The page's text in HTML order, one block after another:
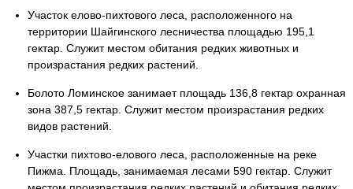
Участок елово-пихтового леса, расположенного на
территории Шайгинского лесничества площадью 195,1
гектар. Служит местом обитания редких животных и
произрастания редких растений.
Болото Ломинское занимает площадь 136,8 гектар охранная
зона 387,5 гектар. Служит местом произрастания редких
видов растений.
Участки пихтово-елового леса, расположенные на реке
Пижма. Площадь, занимаемая лесами 590 гектар. Служит